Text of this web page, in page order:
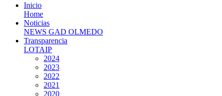
Inicio
Home
Noticias
NEWS GAD OLMEDO
Transparencia
LOTAIP
2024
2023
2022
2021
2020